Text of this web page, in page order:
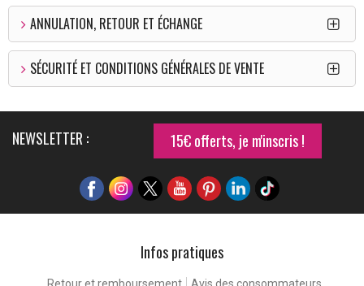
ANNULATION, RETOUR ET ÉCHANGE
SÉCURITÉ ET CONDITIONS GÉNÉRALES DE VENTE
NEWSLETTER : 15€ offerts, je m'inscris !
Infos pratiques
Retour et remboursement Avis des consommateurs